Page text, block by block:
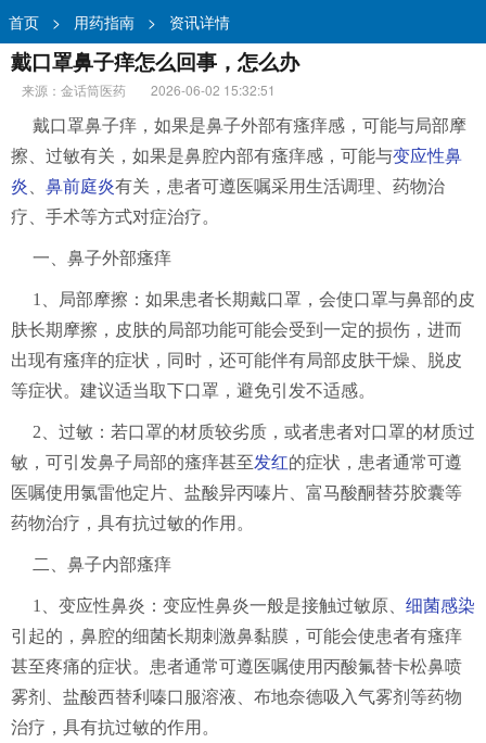
首页 > 用药指南 > 资讯详情
戴口罩鼻子痒怎么回事，怎么办
来源：金话筒医药
2026-06-02 15:32:51
戴口罩鼻子痒，如果是鼻子外部有瘙痒感，可能与局部摩
擦、过敏有关，如果是鼻腔内部有瘙痒感，可能与变应性鼻
炎
鼻前庭炎有关，患者可遵医嘱采用生活调理、药物治
疗、手术等方式对症治疗。
一、鼻子外部瘙痒
1、局部摩擦：如果患者长期戴口罩，会使口罩与鼻部的皮
肤长期摩擦，皮肤的局部功能可能会受到一定的损伤，进而
出现有瘙痒的症状，同时，还可能伴有局部皮肤干燥、脱皮
等症状。建议适当取下口罩，避免引发不适感。
2、过敏：若口罩的材质较劣质，或者患者对口罩的材质过
敏，可引发鼻子局部的瘙痒甚至发红的症状，患者通常可遵
医嘱使用氯雷他定片、盐酸异丙嗪片、富马酸酮替芬胶囊等
药物治疗，具有抗过敏的作用。
二、鼻子内部瘙痒
1、变应性鼻炎：变应性鼻炎一般是接触过敏原、 细菌感染
引起的，鼻腔的细菌长期刺激鼻黏膜，可能会使患者有瘙痒
甚至疼痛的症状。患者通常可遵医嘱使用丙酸氟替卡松鼻喷
雾剂、盐酸西替利嗪口服溶液、布地奈德吸入气雾剂等药物
治疗，具有抗过敏的作用。